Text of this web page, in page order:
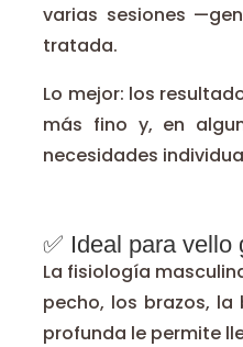
varias sesiones
tratada.
Lo mejor: los
más fino y, en
necesidades
✅ Ideal para
La fisiología
pecho, los brazos,
profunda le permite